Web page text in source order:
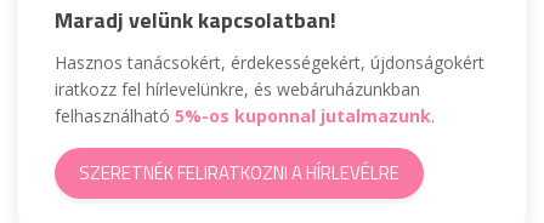
Maradj velünk kapcsolatban!
Hasznos tanácsokért, érdekességekért, újdonságokért
iratkozz fel hírlevelünkre, és webáruházunkban
felhasználható 5%-os kuponnal jutalmazunk.
SZERETNÉK FELIRATKOZNI A HÍRLEVÉLRE